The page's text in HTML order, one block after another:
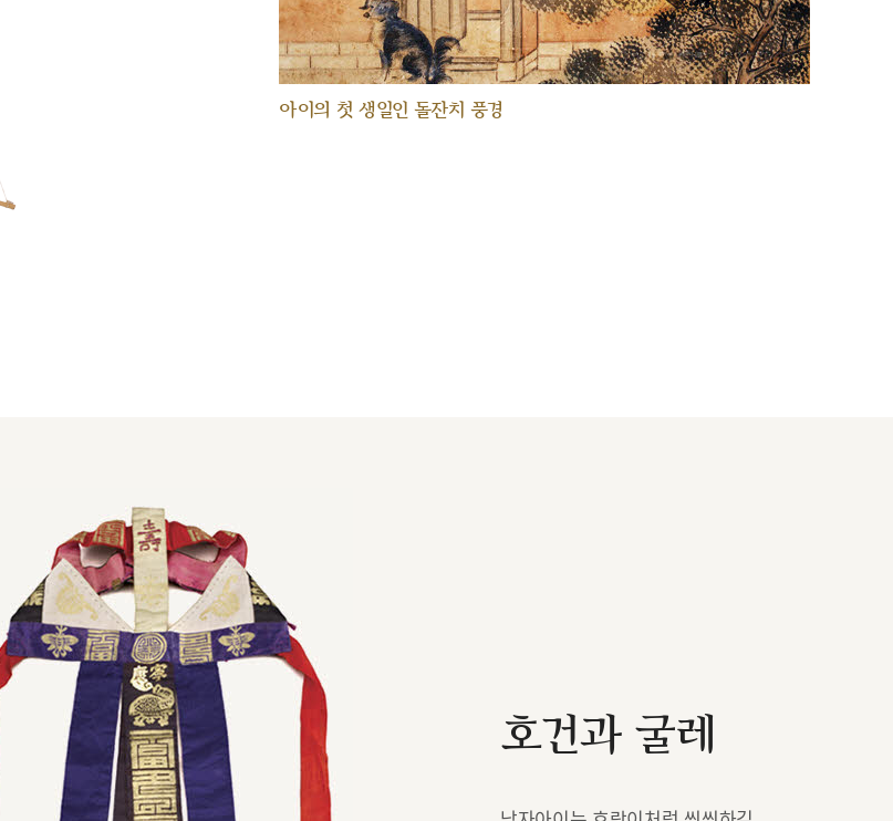
아이의 첫 생일인 돌잔치 풍경
호건과 굴레